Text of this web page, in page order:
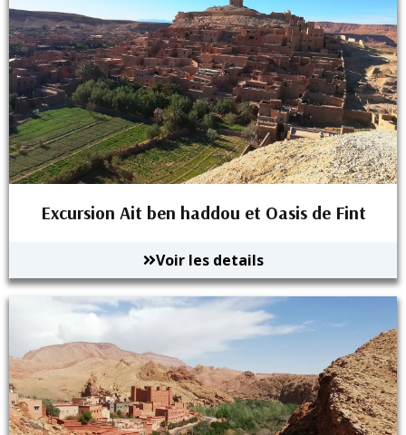
Excursion Ait ben haddou et Oasis de Fint
Voir les details